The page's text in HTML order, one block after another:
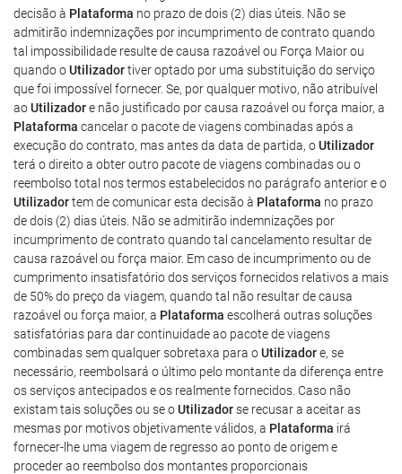
decisão à Plataforma no prazo de dois (2) dias úteis. Não se
admitirão indemnizações por incumprimento de contrato quando
tal impossibilidade resulte de causa razoável ou Força Maior ou
quando oUtilizadortiver optado por uma substituição do serviço
que foi impossível fornecer. Se, por qualquer motivo, não atribuível
aoUtilizadore não justificado por causa razoável ou força maior, a
Plataforma cancelar o pacote de viagens combinadas após a
execução do contrato, mas antes da data de partida, oUtilizador
terá o direito a obter outro pacote de viagens combinadas ou o
reembolso total nos termos estabelecidos no parágrafo anterior e o
Utilizadortem de comunicar esta decisão à Plataforma no prazo
de dois (2) dias úteis. Não se admitirão indemnizações por
incumprimento de contrato quando tal cancelamento resultar de
causa razoável ou força maior. Em caso de incumprimento ou de
cumprimento insatisfatório dos serviços fornecidos relativos a mais
de 50% do preço da viagem, quando tal não resultar de causa
razoável ou força maior, a Plataforma escolherá outras soluções
satisfatórias para dar continuidade ao pacote de viagens
combinadas sem qualquer sobretaxa para oUtilizadore, se
necessário, reembolsará o último pelo montante da diferença entre
os serviços antecipados e os realmente fornecidos. Caso não
existam tais soluções ou se oUtilizadorse recusar a aceitar as
mesmas por motivos objetivamente válidos, a Plataforma irá
fornecer-lhe uma viagem de regresso ao ponto de origem e
proceder ao reembolso dos montantes proporcionais